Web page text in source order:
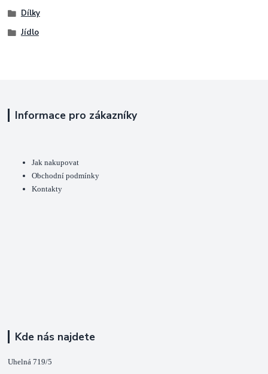
Dílky
Jídlo
Informace pro zákazníky
Jak nakupovat
Obchodní podmínky
Kontakty
Kde nás najdete
Uhelná 719/5